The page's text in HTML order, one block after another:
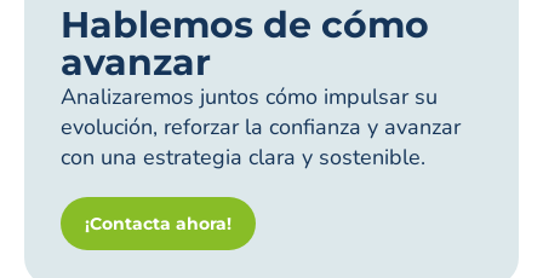
Hablemos de cómo
avanzar
Analizaremos juntos cómo impulsar su
evolución, reforzar la confianza y avanzar
con una estrategia clara y sostenible.
¡Contacta ahora!